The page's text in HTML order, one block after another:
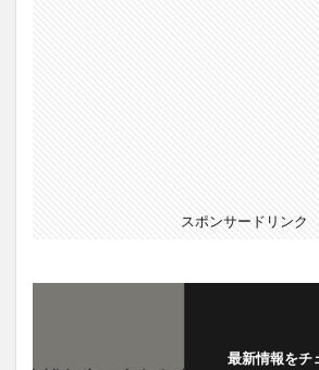
スポンサードリンク
最新情報をチ